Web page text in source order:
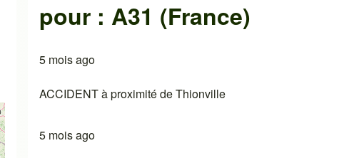
pour : A31 (France)
5 mois ago
ACCIDENT à proximité de Thionville
5 mois ago